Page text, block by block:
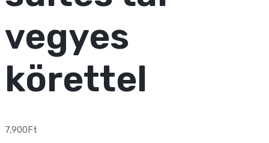
vegyes
körettel
7,900Ft